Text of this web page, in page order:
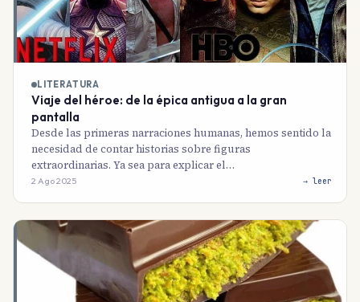
LITERATURA
Viaje del héroe: de la épica antigua a la gran
pantalla
Desde las primeras narraciones humanas, hemos sentido la
necesidad de contar historias sobre figuras
extraordinarias. Ya sea para explicar el…
2 Ago 2025 → leer